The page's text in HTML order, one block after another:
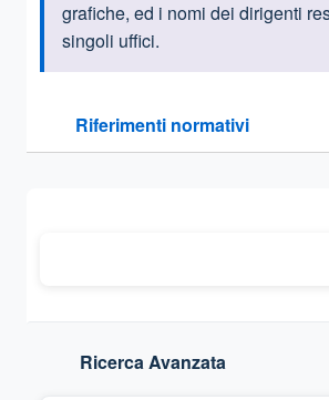
grafiche, ed i nomi dei dirigenti
singoli uffici.
Riferimenti normativi
Sezione compressa
Ricerca Avanzata